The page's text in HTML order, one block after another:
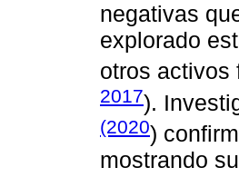
negativas
explorado
otros activos
2017).
(2020)
mostrando